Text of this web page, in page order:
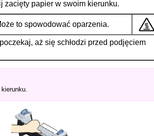
zacięty papier w swoim kierunku.
to spowodować oparzenia.
aż się schłodzi przed podjęciem